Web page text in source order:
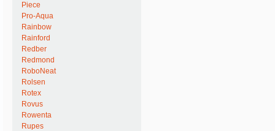
Piece
Pro-Aqua
Rainbow
Rainford
Redber
Redmond
RoboNeat
Rolsen
Rotex
Rovus
Rowenta
Rupes